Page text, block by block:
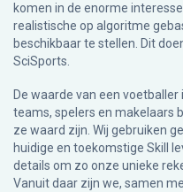
komen in de enorme
realistische op algoritme
beschikbaar te stellen. Dit
SciSports
De waarde van een
teams, spelers en makelaars
ze waard zijn. Wij gebruiken
huidige en toekomstige Skill
details om zo onze unieke
Vanuit daar zijn we, samen